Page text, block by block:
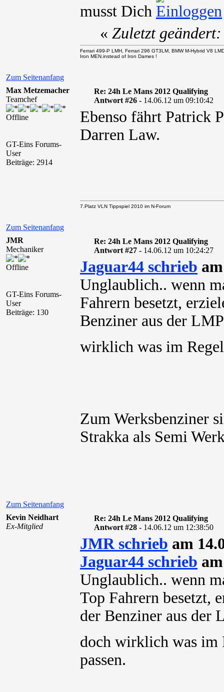
musst Dich
Zum Seitenanfang
« Zuletzt
Ferrari 499-P LMH, Ferrari 296 GT3LM, BMW M-Hybrid V8
Iron MEN.instead of Iron Dames !
Max Metzemacher
Teamchef
Offline
GT-Eins Forums-
User
Beiträge: 2914
Re: 24h Le Mans 2012 Qualifying
Antwort #26 - 14.06.12 um 09:10:42
Ebenso fährt Patrick
Darren Law.
Zum Seitenanfang
7.Platz VLN Tippspiel 2010 im N-Forum
JMR
Mechaniker
Offline
GT-Eins Forums-
User
Beiträge: 130
Re: 24h Le Mans 2012 Qualifying
Antwort #27 - 14.06.12 um 10:24:27
Jaguar44 schrieb
Unglaublich.. wenn
Fahrern besetzt,
Benziner aus der
wirklich was im
Zum Werksbenziner
Strakka als Semi
Zum Seitenanfang
Kevin Neidhart
Ex-Mitglied
Re: 24h Le Mans 2012 Qualifying
Antwort #28 - 14.06.12 um 12:38:50
JMR schrieb am
Jaguar44 schrieb
Unglaublich.. wenn
Top Fahrern besetzt,
der Benziner aus der
doch wirklich was
passen.